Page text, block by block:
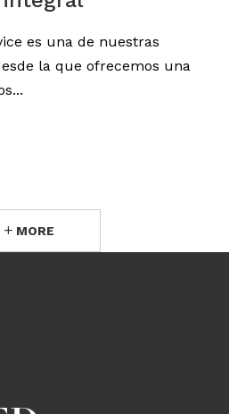
es una de nuestras
la que ofrecemos una
MORE